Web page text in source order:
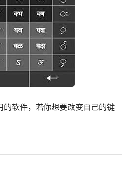
的软件，若你想要改变自己的键